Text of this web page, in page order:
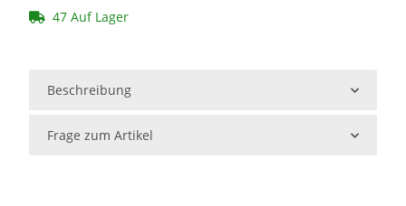
47 Auf Lager
Beschreibung
Frage zum Artikel